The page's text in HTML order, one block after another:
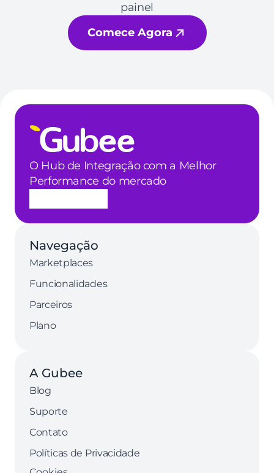
painel
Comece Agora
O Hub de Integração com a Melhor
Performance do mercado
Navegação
Marketplaces
Funcionalidades
Parceiros
Plano
A Gubee
Blog
Suporte
Contato
Políticas de Privacidade